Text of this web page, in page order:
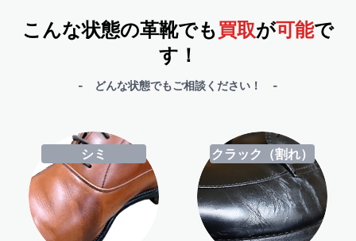
こんな状態の革靴でも買取が可能で
す！
- どんな状態でもご相談ください！ -
シミ クラック（割れ）